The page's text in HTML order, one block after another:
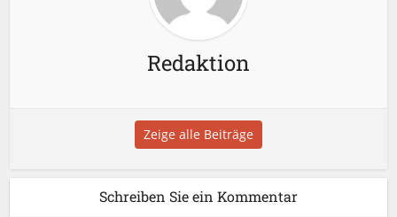
Redaktion
Zeige alle Beiträge
Schreiben Sie ein Kommentar